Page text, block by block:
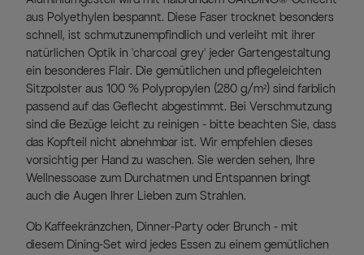
aus Polyethylen bespannt. Diese Faser trocknet besonders
schnell, ist schmutzunempfindlich und verleiht mit ihrer
natürlichen Optik in 'charcoal grey' jeder Gartengestaltung
ein besonderes Flair. Die gemütlichen und pflegeleichten
Sitzpolster aus 100 % Polypropylen (280 g/m²) sind farblich
passend auf das Geflecht abgestimmt. Bei Verschmutzung
sind die Bezüge leicht zu reinigen - bitte beachten Sie, dass
das Kopfteil nicht abnehmbar ist. Wir empfehlen dieses
vorsichtig per Hand zu waschen. Sie werden sehen, Ihre
Wellnessoase zum Durchatmen und Entspannen bringt
auch die Augen Ihrer Lieben zum Strahlen.
Ob Kaffeekränzchen, Dinner-Party oder Brunch - mit
diesem Dining-Set wird jedes Essen zu einem gemütlichen